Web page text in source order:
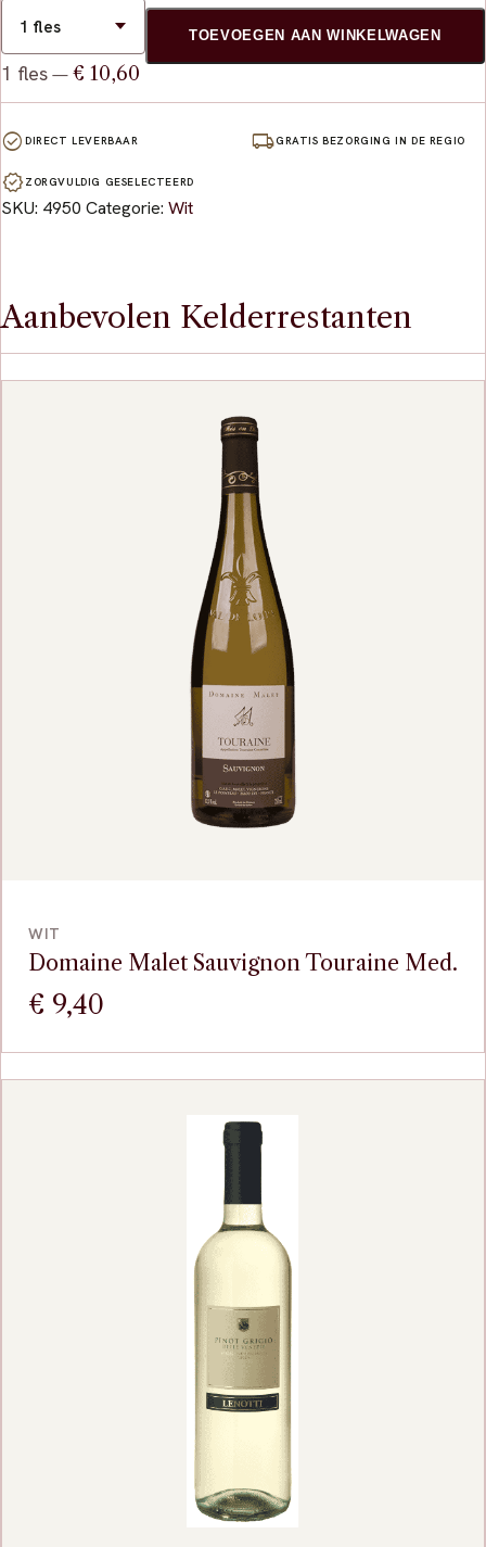
1 fles — € 10,60
TOEVOEGEN AAN WINKELWAGEN
check_circle DIRECT LEVERBAAR local_shippingGRATIS BEZORGING IN DE REGIO
verifiedZORGVULDIG GESELECTEERD
SKU: 4950 Categorie: Wit
Aanbevolen Kelderrestanten
WIT
Domaine Malet Sauvignon Touraine Med.
€ 9,40